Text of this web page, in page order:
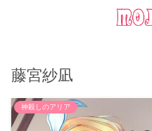
藤宮紗凪
神殺しのアリア